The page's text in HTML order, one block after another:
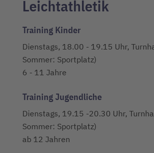
Leichtathletik
Training Kinder
Dienstags, 18.00 - 19.15 Uhr,
Sommer: Sportplatz)
6 - 11 Jahre
Training Jugendliche
Dienstags, 19.15 -20.30 Uhr,
Sommer: Sportplatz)
ab 12 Jahren